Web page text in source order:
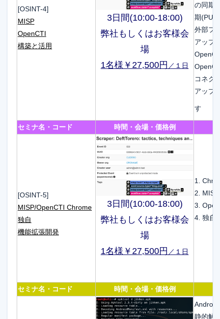
[OSINT-4]
MISP
OpenCTI
構築と活用
3日間(10:00-18:00)
弊社もしくはお客様会
場
1名様￥27,500円 ／１日
の同期
期
外部フ
アップ
コネク
アップ
す
セミナ名・コード 時間・会場・価格例
[OSINT-5]
MISP/OpenCTI Chrome
独自
機能拡張開発
3日間(10:00-18:00)
弊社もしくはお客様会
場
1名様￥27,500円 ／１日
1.
2.
3.
4. 独⾃
セミナ名・コード
時間・会場・価格例
静的解